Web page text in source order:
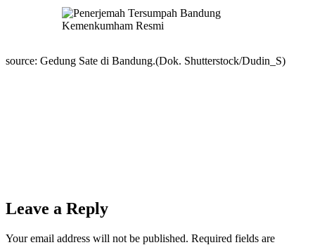
source: Gedung Sate di Bandung.(Dok. Shutterstock/Dudin_S)
Leave a Reply
Your email address will not be published. Required fields are